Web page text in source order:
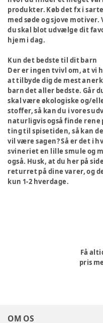
produkter. Køb det fx i
med søde og sjove
du skal blot udvælge dit
hjem i dag.
Kun det bedste til dit barn
Der er ingen tvivl om, at vi
at tilbyde dig de mest
barn det aller bedste. Går
skal være økologiske og/
stoffer, så kan du i vores
naturligvis også finde
ting til spisetiden, så kan
vil være sagen? Så er det i
svineriet en lille smule og
også. Husk, at du her på
returret på dine varer, og
kun 1-2 hverdage.
Få
pris
OM OS